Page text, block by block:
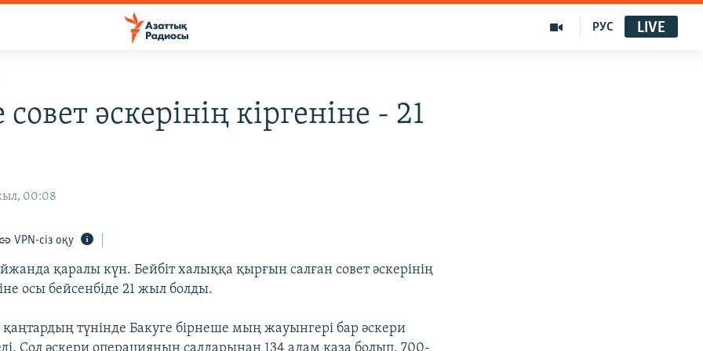
РУС LIVE
совет әскерінің кіргеніне - 21
00:08
VPN-сіз оқу
қаралы күн. Бейбіт халыққа қырғын салған совет әскерінің
осы бейсенбіде 21 жыл болды.
түнінде Бакуге бірнеше мың жауынгері бар әскери